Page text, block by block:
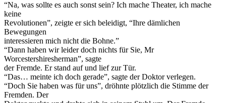
“Na, was sollte es auch sonst sein? Ich mache Theater, ich mache
keine
Revolutionen”, zeigte er sich beleidigt, “Ihre dämlichen
Bewegungen
interessieren mich nicht die Bohne.”
“Dann haben wir leider doch nichts für Sie, Mr
Worcestershiresherman”, sagte
der Fremde. Er stand auf und lief zur Tür.
“Das… meinte ich doch gerade”, sagte der Doktor verlegen.
“Doch Sie haben was für uns”, dröhnte plötzlich die Stimme der
Fremden. Der